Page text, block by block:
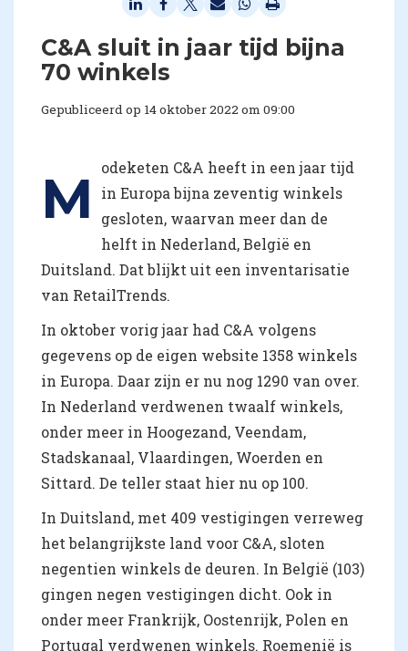
C&A sluit in jaar tijd bijna
70 winkels
Gepubliceerd op 14 oktober 2022 om 09:00
M
odeketen C&A heeft in een jaar tijd
in Europa bijna zeventig winkels
gesloten, waarvan meer dan de
helft in Nederland, België en
Duitsland. Dat blijkt uit een inventarisatie
van RetailTrends.
In oktober vorig jaar had C&A volgens
gegevens op de eigen website 1358 winkels
in Europa. Daar zijn er nu nog 1290 van over.
In Nederland verdwenen twaalf winkels,
onder meer in Hoogezand, Veendam,
Stadskanaal, Vlaardingen, Woerden en
Sittard. De teller staat hier nu op 100.
In Duitsland, met 409 vestigingen verreweg
het belangrijkste land voor C&A, sloten
negentien winkels de deuren. In België (103)
gingen negen vestigingen dicht. Ook in
onder meer Frankrijk, Oostenrijk, Polen en
Portugal verdwenen winkels. Roemenië is